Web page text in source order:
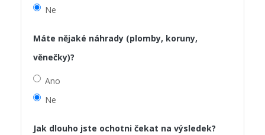
Ne
Máte nějaké náhrady (plomby, koruny,
věnečky)?
Ano
Ne
Jak dlouho jste ochotni čekat na výsledek?